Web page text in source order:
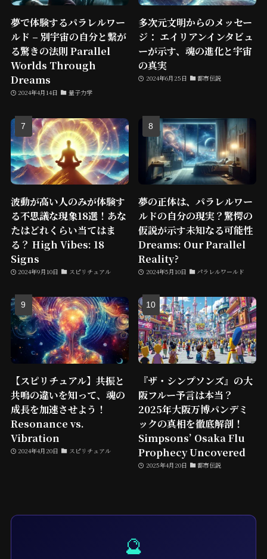
夢で体験するパラレルワー
ルド – 別宇宙の自分と繋が
る驚きの法則 Parallel
Worlds Through
Dreams
2024年4月14日 量子力学
多次元文明からのメッセー
ジ： エイリアンインタビュ
ーが示す、魂の進化と宇宙
の真実
2024年6月25日 都市伝説
波動が高い人のみが体験す
る不思議な現象18選！あな
たはどれくらい当てはま
る？ High Vibes: 18
Signs
2024年9月10日 スピリチュアル
夢の正体は、パラレルワー
ルドの自分の現実？驚愕の
仮説が示す未知なる可能性
Dreams: Our Parallel
Reality?
2024年5月10日 パラレルワールド
【スピリチュアル】共振と
共鳴の違いを知って、魂の
成長を加速させよう！
Resonance vs.
Vibration
2024年4月20日 スピリチュアル
『ザ・シンプソンズ』の大
阪フルー予言は本当？
2025年大阪万博パンデミ
ックの真相を徹底解剖！
Simpsons’ Osaka Flu
Prophecy Uncovered
2025年4月20日 都市伝説
🔮